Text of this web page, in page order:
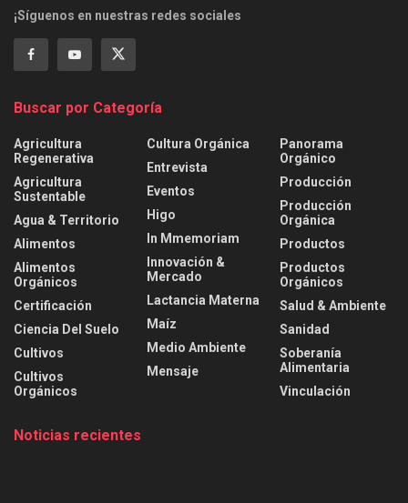
¡Síguenos en nuestras redes sociales
Buscar por Categoría
Agricultura
Regenerativa
Agricultura
Sustentable
Agua & Territorio
Alimentos
Alimentos
Orgánicos
Certificación
Ciencia Del Suelo
Cultivos
Cultivos
Orgánicos
Cultura Orgánica
Entrevista
Eventos
Higo
In Mmemoriam
Innovación &
Mercado
Lactancia Materna
Maíz
Medio Ambiente
Mensaje
Panorama
Orgánico
Producción
Producción
Orgánica
Productos
Productos
Orgánicos
Salud & Ambiente
Sanidad
Soberanía
Alimentaria
Vinculación
Noticias recientes